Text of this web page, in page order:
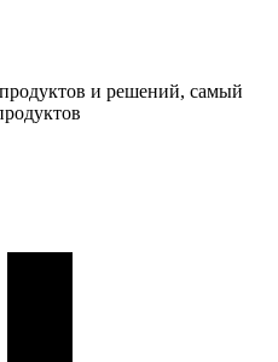
и решений, самый